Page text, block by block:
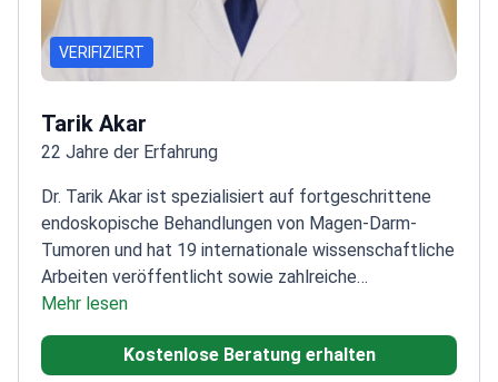
VERIFIZIERT
Tarik Akar
22 Jahre der Erfahrung
Dr. Tarik Akar ist spezialisiert auf fortgeschrittene
endoskopische Behandlungen von Magen-Darm-
Tumoren und hat 19 internationale wissenschaftliche
Arbeiten veröffentlicht sowie zahlreiche
Auszeichnungen erhalten.
Speiseröhren-, Magen- und Dickdarmkrebs im
FrühstadiumFührt POEM bei Achalasie und G-POEM
Mehr lesen
Kostenlose Beratung erhalten